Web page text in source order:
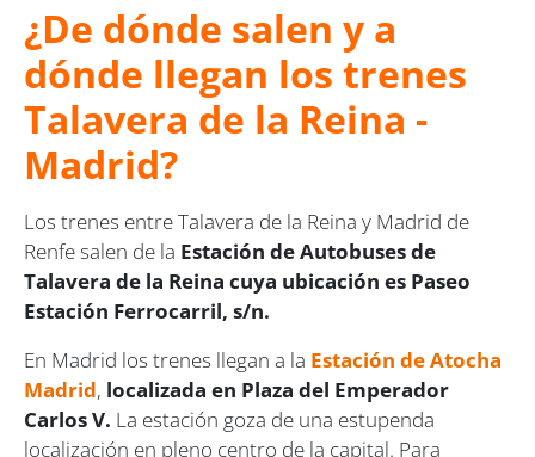
¿De dónde salen y a
dónde llegan los trenes
Talavera de la Reina -
Madrid?
Los trenes entre Talavera de la Reina y Madrid de
Renfe salen de la Estación de Autobuses de
Talavera de la Reina cuya ubicación es Paseo
Estación Ferrocarril, s/n.
En Madrid los trenes llegan a la Estación de Atocha
Madrid, localizada en Plaza del Emperador
Carlos V. La estación goza de una estupenda
localización en pleno centro de la capital. Para